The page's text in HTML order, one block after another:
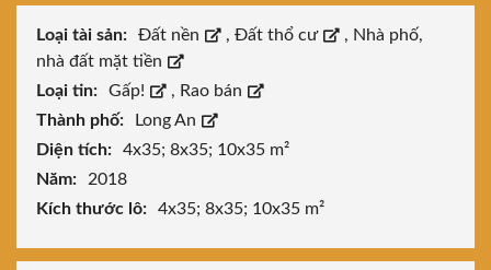
Loại tài sản: Đất nền , Đất thổ cư , Nhà phố,
nhà đất mặt tiền
Loại tin:
Gấp! , Rao bán
Thành phố:
Long An
Diện tích:
4x35; 8x35; 10x35 m²
Năm:
2018
Kích thước lô:
4x35; 8x35; 10x35 m²